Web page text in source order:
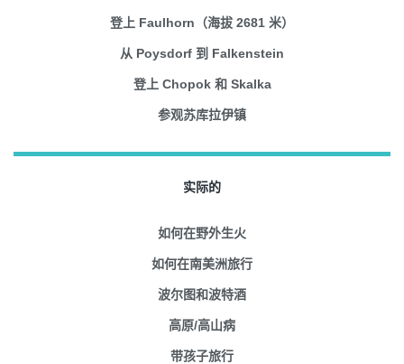
登上 Faulhorn（海拔 2681 米）
从 Poysdorf 到 Falkenstein
登上 Chopok 和 Skalka
参观苏库拉伊镇
实际的
如何在野外生火
如何在南美洲旅行
波尔图和波特酒
高原/高山病
带孩子旅行